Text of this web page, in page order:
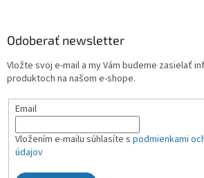
Odoberať newsletter
Vložte svoj e-mail a my Vám budeme zasielať
produktoch na našom e-shope.
Email
Vložením e-mailu súhlasíte s podmienkami
údajov